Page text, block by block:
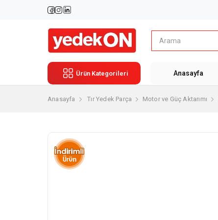
Ürün Kategorileri Anasayfa
Anasayfa Tır Yedek Parça Motor ve Güç Aktarımı